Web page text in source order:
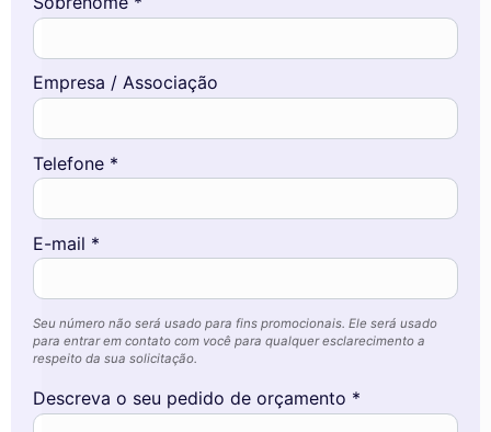
Empresa / Associação
Telefone *
E-mail *
Seu número não será usado para fins promocionais. Ele será usado
para entrar em contato com você para qualquer esclarecimento a
respeito da sua solicitação.
Descreva o seu pedido de orçamento *